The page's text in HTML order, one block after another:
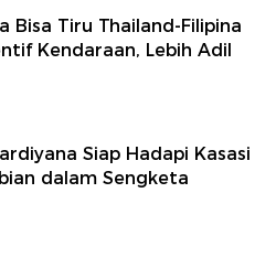
Bisa Tiru Thailand-Filipina
Kendaraan, Lebih Adil
Siap Hadapi Kasasi
dalam Sengketa